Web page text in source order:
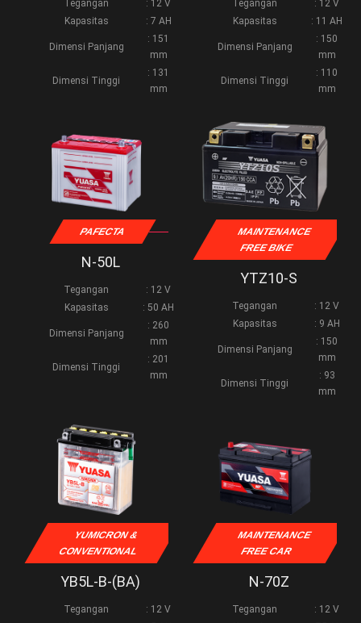
Tegangan
: 12 V
Kapasitas
: 7 AH
Dimensi Panjang
: 151
mm
Dimensi Tinggi
: 131
mm
Tegangan
: 12 V
Kapasitas
: 11 AH
Dimensi Panjang
: 150
mm
Dimensi Tinggi
: 110
mm
PAFECTA
N-50L
Tegangan
: 12 V
Kapasitas
: 50 AH
Dimensi Panjang
: 260
mm
Dimensi Tinggi
: 201
mm
MAINTENANCE
FREE BIKE
YTZ10-S
Tegangan
: 12 V
Kapasitas
: 9 AH
Dimensi Panjang
: 150
mm
Dimensi Tinggi
: 93
mm
YUMICRON &
CONVENTIONAL
YB5L-B-(BA)
Tegangan
: 12 V
MAINTENANCE
FREE CAR
N-70Z
Tegangan
: 12 V